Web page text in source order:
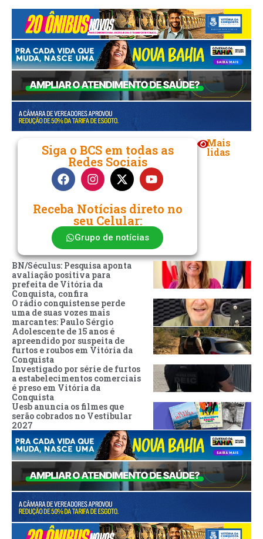
Siga o BCS em todas as
Redes Sociais
Receba Notícias direto no
seu Celular:
Grupo de notícias
Mais
lidas
BN/Séculus: Pesquisa aponta
avaliação positiva para
prefeita de Vitória da
Conquista, confira
O rádio conquistense perde
uma de suas vozes mais
marcantes: Paulo Sérgio
Adolescente de 15 anos é
apreendido por suspeita de
furtos e roubos em Vitória da
Conquista
Investigado por série de furtos
a estabelecimentos comerciais
é preso em Vitória da
Conquista
Uesb anuncia os filmes que
serão cobrados no Vestibular
2027